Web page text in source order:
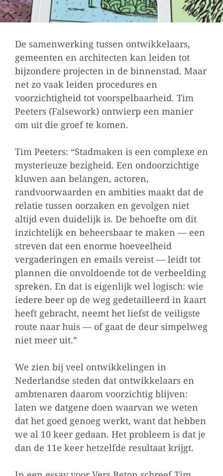
De samenwerking tussen ontwikkelaars,
gemeenten en architecten kan leiden tot
bijzondere projecten in de binnenstad. Maar
net zo vaak leiden procedures en
voorzichtigheid tot voorspelbaarheid. Tim
Peeters (Falsework) ontwierp een manier
om uit die groef te komen.
Tim Peeters: “Stadmaken is een complexe en
mysterieuze bezigheid. Een ondoorzichtige
kluwen aan belangen, actoren,
randvoorwaarden en ambities maakt dat de
relatie tussen oorzaken en gevolgen niet
altijd even duidelijk is. De behoefte om dit
inzichtelijk en beheersbaar te maken — een
streven dat een enorme hoeveelheid
vergaderingen en emails vereist — leidt tot
plannen die onvoldoende tot de verbeelding
spreken. En dat is eigenlijk wel logisch: wie
iedere beer op de weg gedetailleerd in kaart
heeft gebracht, neemt het liefst de veiligste
route naar huis — of gaat de deur simpelweg
niet meer uit.”
We zien bij veel ontwikkelingen in
Nederlandse steden dat ontwikkelaars en
ambtenaren daarom voorzichtig blijven:
laten we datgene doen waarvan we weten
dat het goed genoeg werkt, want dat hebben
we al 10 keer gedaan. Het probleem is dat je
dan de 11e keer hetzelfde resultaat krijgt.